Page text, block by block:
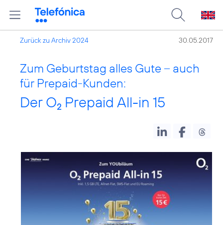
Zurück zu Archiv 2024 30.05.2017
Zum Geburtstag alles Gute – auch
für Prepaid-Kunden:
Der O2 Prepaid All-in 15